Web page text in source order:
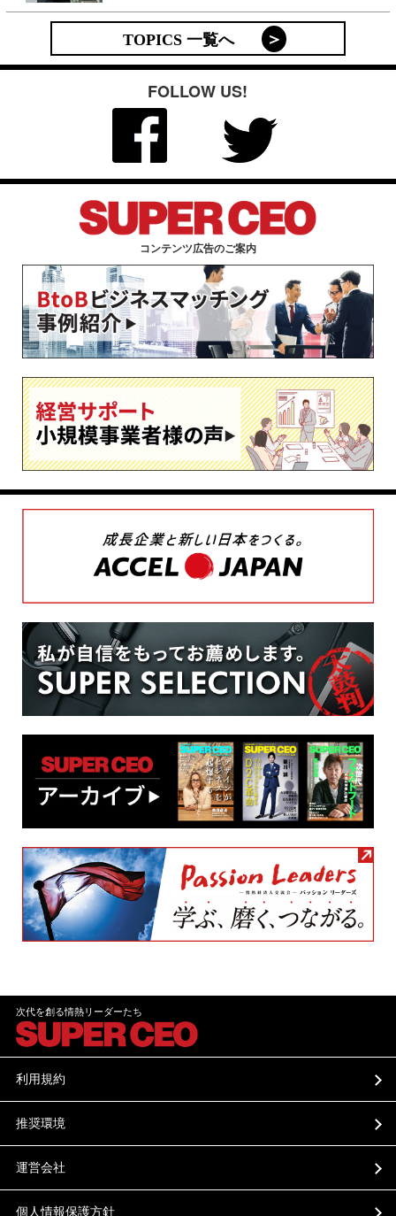
TOPICS 一覧へ
FOLLOW US!
コンテンツ広告のご案内
次代を創る情熱リーダーたち
利用規約
推奨環境
運営会社
個人情報保護方針